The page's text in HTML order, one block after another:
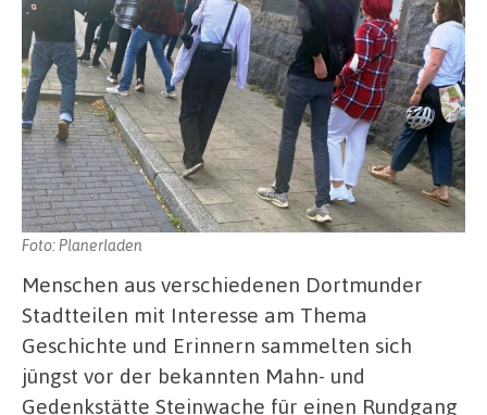
Foto: Planerladen
Menschen aus verschiedenen Dortmunder
Stadtteilen mit Interesse am Thema
Geschichte und Erinnern sammelten sich
jüngst vor der bekannten Mahn- und
Gedenkstätte Steinwache für einen Rundgang